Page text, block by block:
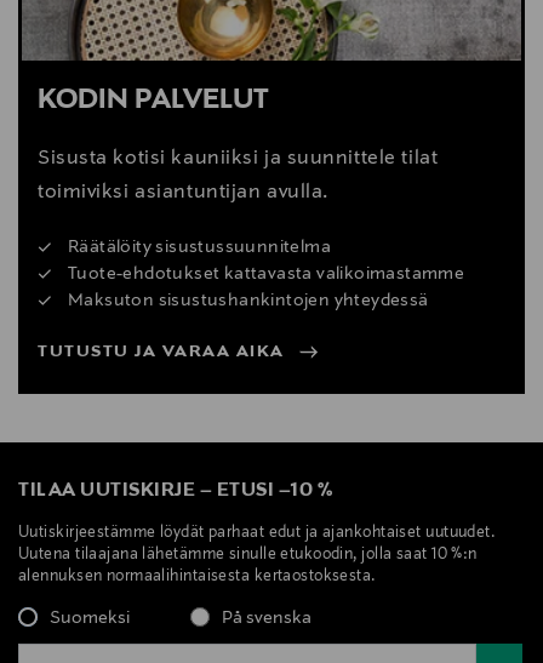
KODIN PALVELUT
Sisusta kotisi kauniiksi ja suunnittele tilat
toimiviksi asiantuntijan avulla.
Räätälöity sisustussuunnitelma
Tuote-ehdotukset kattavasta valikoimastamme
Maksuton sisustushankintojen yhteydessä
TUTUSTU JA VARAA AIKA
TILAA UUTISKIRJE – ETUSI –10 %
Uutiskirjeestämme löydät parhaat edut ja ajankohtaiset uutuudet.
Uutena tilaajana lähetämme sinulle etukoodin, jolla saat 10 %:n
alennuksen normaalihintaisesta kertaostoksesta.
Suomeksi På svenska